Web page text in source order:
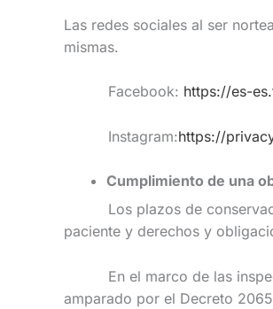
Las redes sociales al ser
mismas.
Facebook: https://es-
Instagram:https://
Cumplimiento de una
Los plazos de
paciente y derechos y
En el marco de las
amparado por el Decreto